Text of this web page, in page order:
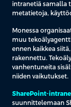
intranetiä samalla
metatietoja,
Monessa
muu
ennen kaikkea
rakennettu.
vanhentuneita
niiden vaikutukset.
SharePoint-
suunnittelemaan